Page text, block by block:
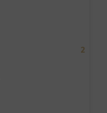
2